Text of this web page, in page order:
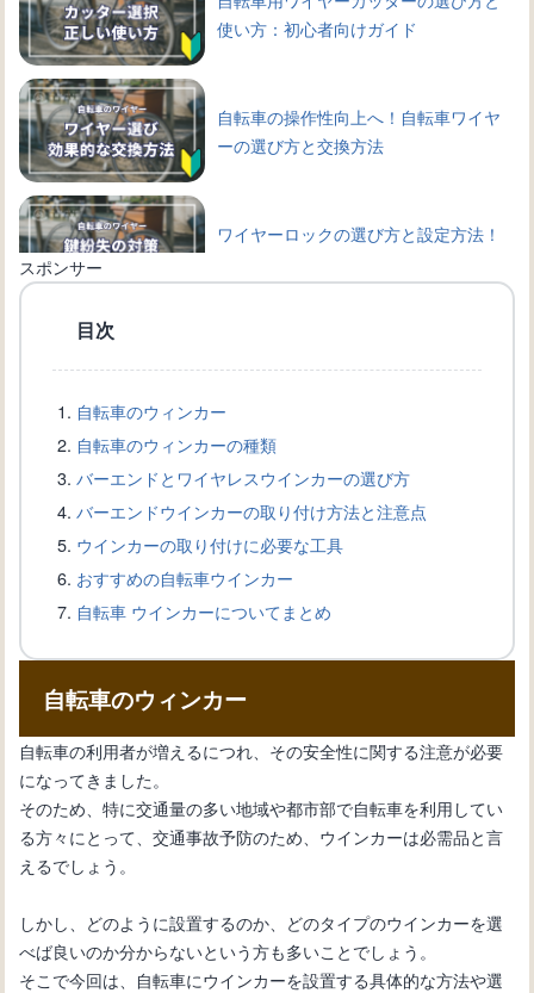
使い方：初心者向けガイド
自転車の操作性向上へ！自転車ワイヤ
ーの選び方と交換方法
ワイヤーロックの選び方と設定方法！
順と必要道具を詳しく解説
自転車愛好家必見！ブレーキワイヤー
の選び方と交換方法を解説
自転車盗難から身を守る！ワイヤーロ
ックの選び方と使い方
自転車の新しい変速機の取り付け方
自転車初心者のためのメンテナンス
術：変速機のワイヤー交換
自転車の内装変速機の仕組みとメンテ
ナンス方法を理解しよう
スポンサー
目次
自転車のウィンカー
自転車のウィンカーの種類
バーエンドとワイヤレスウインカーの選び方
バーエンドウインカーの取り付け方法と注意点
ウインカーの取り付けに必要な工具
おすすめの自転車ウインカー
自転車 ウインカーについてまとめ
自転車のウィンカー
自転車の利用者が増えるにつれ、その安全性に関する注意が必要
になってきました。
そのため、特に交通量の多い地域や都市部で自転車を利用してい
る方々にとって、交通事故予防のため、ウインカーは必需品と言
えるでしょう。
しかし、どのように設置するのか、どのタイプのウインカーを選
べば良いのか分からないという方も多いことでしょう。
そこで今回は、自転車にウインカーを設置する具体的な方法や選